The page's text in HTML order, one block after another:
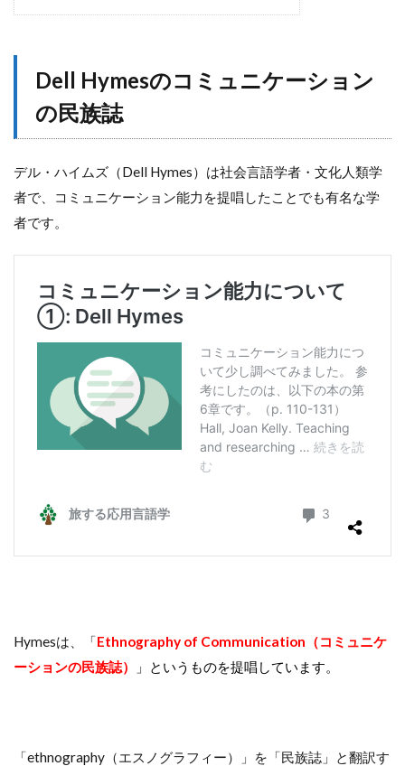
Dell Hymesのコミュニケーション
の民族誌
デル・ハイムズ（Dell Hymes）は社会言語学者・文化人類学
者で、コミュニケーション能力を提唱したことでも有名な学
者です。
Hymesは、「Ethnography of Communication（コミュニケ
ーションの民族誌）
」というものを提唱しています。
「ethnography（エスノグラフィー）」を「民族誌」と翻訳す